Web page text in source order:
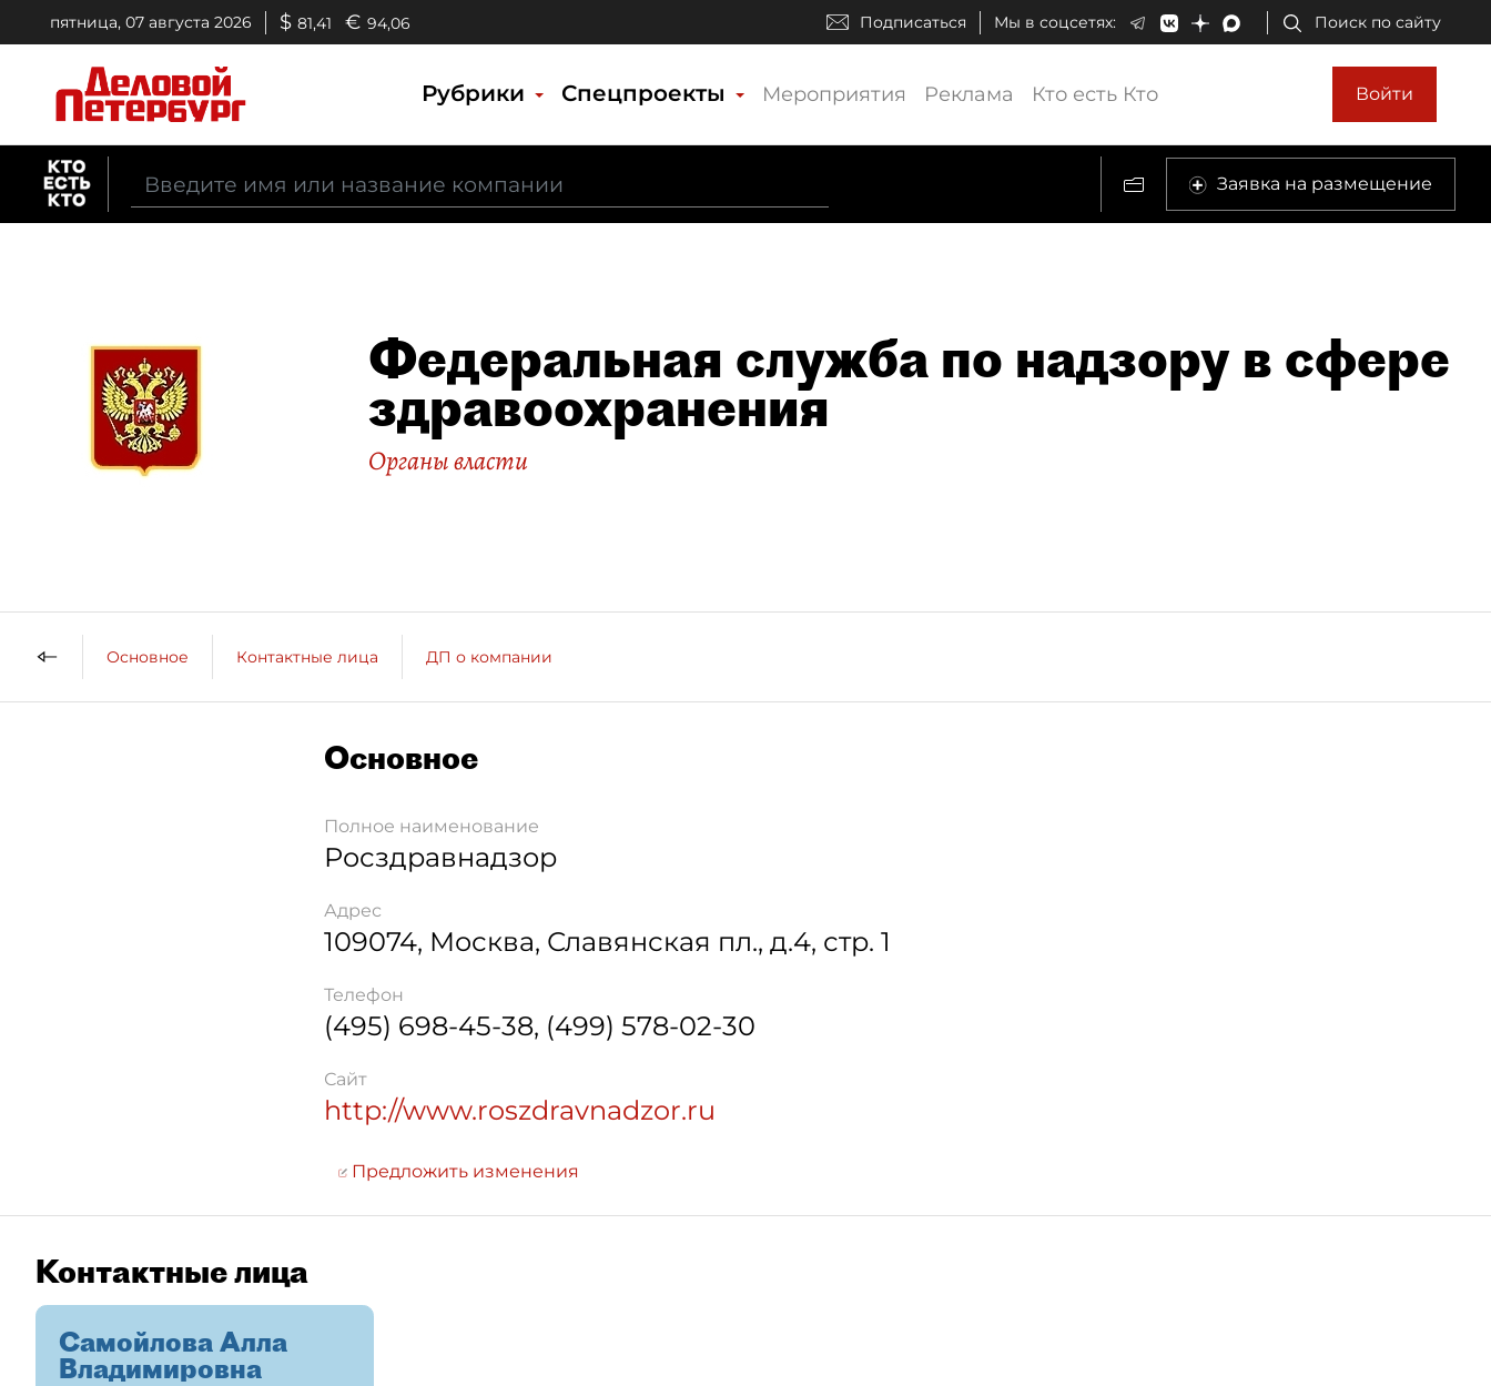
пятница, 07 августа 2026 $ 81,41 € 94,06 Подписаться Мы в соцсетях: Поиск по сайту
Рубрики Спецпроекты Мероприятия Реклама Кто есть Кто Войти
Заявка на размещение
Федеральная служба по надзору в сфере
здравоохранения
Органы власти
Основное Контактные лица ДП о компании
Основное
Полное наименование
Росздравнадзор
Адрес
109074, Москва, Славянская пл., д.4, стр. 1
Телефон
(495) 698-45-38, (499) 578-02-30
Сайт
http://www.roszdravnadzor.ru
Предложить изменения
Контактные лица
Самойлова Алла
Владимировна